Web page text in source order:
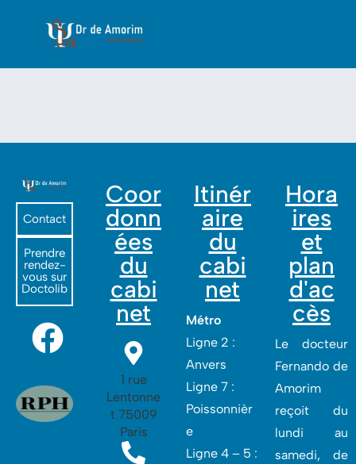
Contact
Prendre
rendez-
vous sur
Doctolib
Coor
donn
ées
du
cabi
net
1 rue
Lentonne
t 75009
Paris
Itinér
aire
du
cabi
net
Métro
Ligne 2 :
Anvers
Ligne 7 :
Poissonnièr
e
Ligne 4 – 5 :
Hora
ires
et
plan
d'ac
cès
Le docteur
Fernando de
Amorim
reçoit du
lundi au
samedi, de